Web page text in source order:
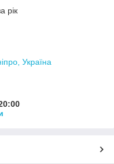
рік
Україна